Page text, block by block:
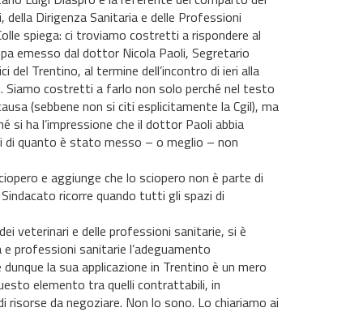
della Dirigenza Sanitaria e delle Professioni
spiega: ci troviamo costretti a rispondere al
emesso dal dottor Nicola Paoli, Segretario
del Trentino, al termine dell’incontro di ieri alla
Siamo costretti a farlo non solo perché nel testo
(sebbene non si citi esplicitamente la Cgil), ma
si ha l’impressione che il dottor Paoli abbia
quanto è stato messo – o meglio – non
e aggiunge che lo sciopero non è parte di
ricorre quando tutti gli spazi di
veterinari e delle professioni sanitarie, si è
professioni sanitarie l’adeguamento
la sua applicazione in Trentino è un mero
elemento tra quelli contrattabili, in
da negoziare. Non lo sono. Lo chiariamo ai